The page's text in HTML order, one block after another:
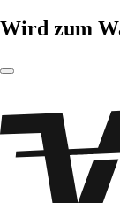
Wird zum